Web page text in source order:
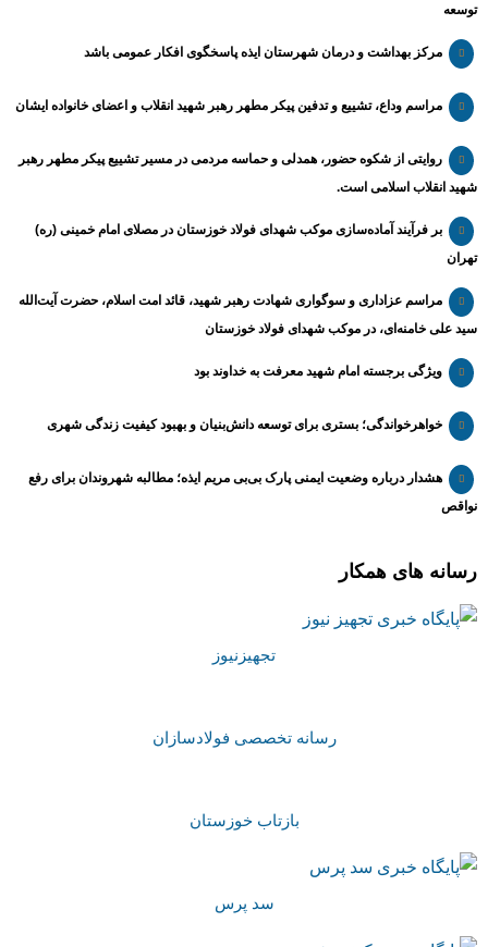
توسعه
مرکز بهداشت و درمان شهرستان ایذه پاسخگوی افکار عمومی باشد
مراسم وداع، تشییع و تدفین پیکر مطهر رهبر شهید انقلاب و اعضای خانواده ایشان
روایتی از شکوه حضور، همدلی و حماسه مردمی در مسیر تشییع پیکر مطهر رهبر
شهید انقلاب اسلامی است.
بر فرآیند آماده‌سازی موکب شهدای فولاد خوزستان در مصلای امام خمینی (ره)
تهران
مراسم عزاداری و سوگواری شهادت رهبر شهید، قائد امت اسلام، حضرت آیت‌الله
سید علی خامنه‌ای، در موکب شهدای فولاد خوزستان
ویژگی برجسته امام شهید معرفت به خداوند بود
خواهرخواندگی؛ بستری برای توسعه دانش‌بنیان و بهبود کیفیت زندگی شهری
هشدار درباره وضعیت ایمنی پارک بی‌بی مریم ایذه؛ مطالبه شهروندان برای رفع
نواقص
رسانه های همکار
تجهیزنیوز
رسانه تخصصی فولادسازان
بازتاب خوزستان
سد پرس